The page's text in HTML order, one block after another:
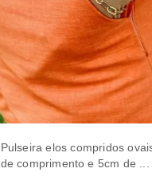
pulseira elos compridos ovais. 18cm
de comprimento e 5cm de ...